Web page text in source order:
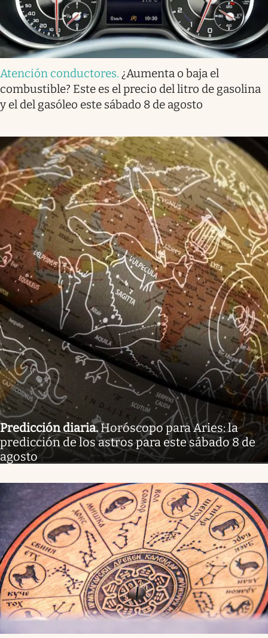
Atención conductores. ¿Aumenta o baja el
combustible? Este es el precio del litro de gasolina
y el del gasóleo este sábado 8 de agosto
Predicción diaria.Horóscopo para Aries: la
predicción de los astros para este sábado 8 de
agosto